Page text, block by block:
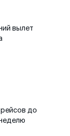
вылет
до